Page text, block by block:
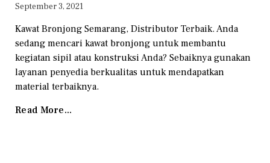
September 3, 2021
Kawat Bronjong Semarang, Distributor Terbaik. Anda
sedang mencari kawat bronjong untuk membantu
kegiatan sipil atau konstruksi Anda? Sebaiknya gunakan
layanan penyedia berkualitas untuk mendapatkan
material terbaiknya.
Read More...